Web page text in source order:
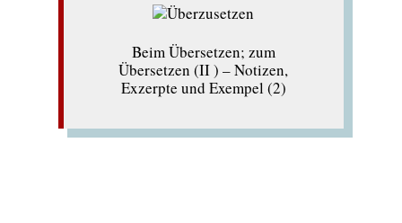
Beim Übersetzen; zum
Übersetzen (II ) – Notizen,
Exzerpte und Exempel (2)